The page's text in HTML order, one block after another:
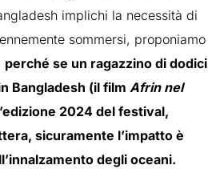
implichi la necessità di
sommersi, proponiamo
perché se un ragazzino di dodici
Bangladesh (il film Afrin nel
2024 del festival,
sicuramente l’impatto è
degli oceani.